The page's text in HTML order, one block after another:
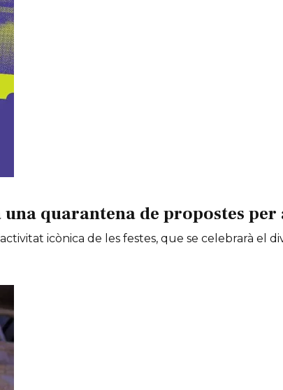
una quarantena de propostes
icònica de les festes, que se celebrarà el